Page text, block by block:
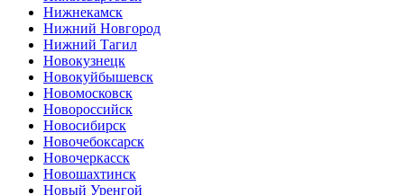
Нижнекамск
Нижний Новгород
Нижний Тагил
Новокузнецк
Новокуйбышевск
Новомосковск
Новороссийск
Новосибирск
Новочебоксарск
Новочеркасск
Новошахтинск
Новый Уренгой